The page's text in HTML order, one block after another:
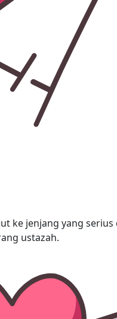
ke jenjang yang serius
ustazah.